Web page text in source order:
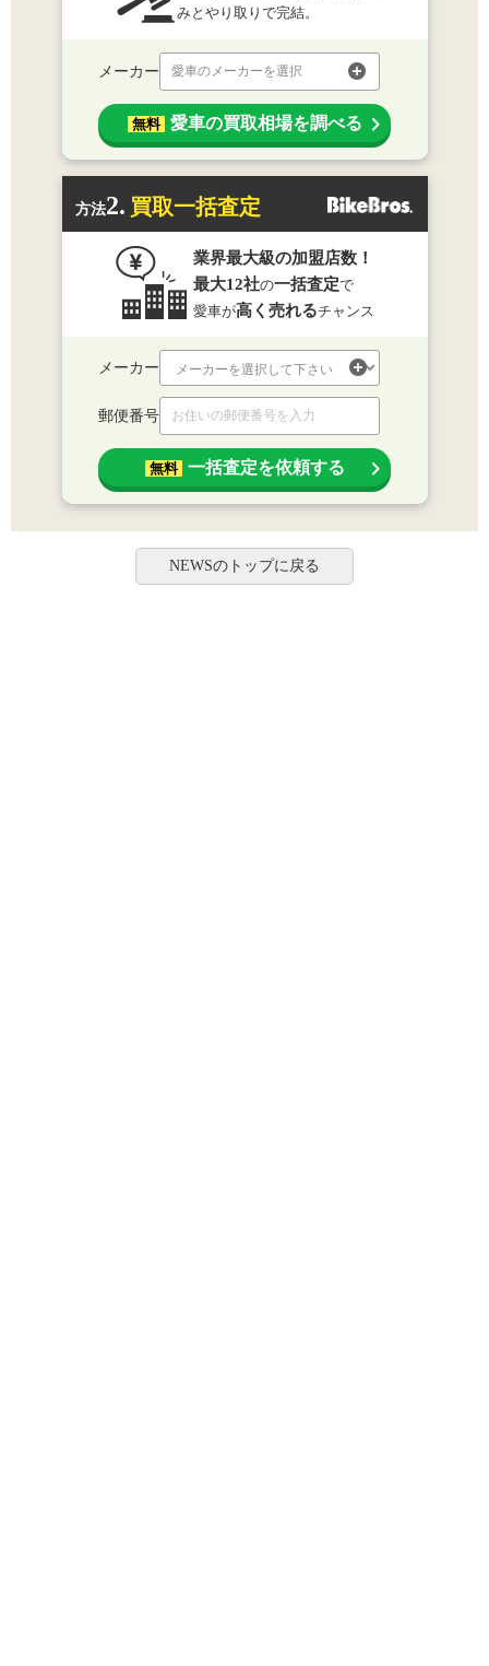
みとやり取りで完結。
メーカー 愛車のメーカーを選択
無料 愛車の買取相場を調べる
方法2. 買取一括査定
業界最大級の加盟店数！
最大12社の一括査定で
愛車が高く売れるチャンス
メーカー
郵便番号
無料 一括査定を依頼する
NEWSのトップに戻る